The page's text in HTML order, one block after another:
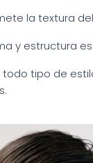
la textura
y estructura
tipo de